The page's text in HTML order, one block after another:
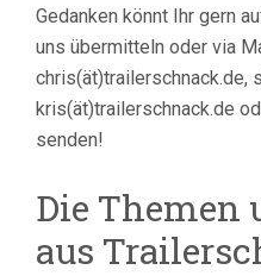
Gedanken könnt Ihr gern
uns übermitteln oder via
chris(ät)trailerschnack.de,
kris(ät)trailerschnack.de
senden!
Die Themen
aus